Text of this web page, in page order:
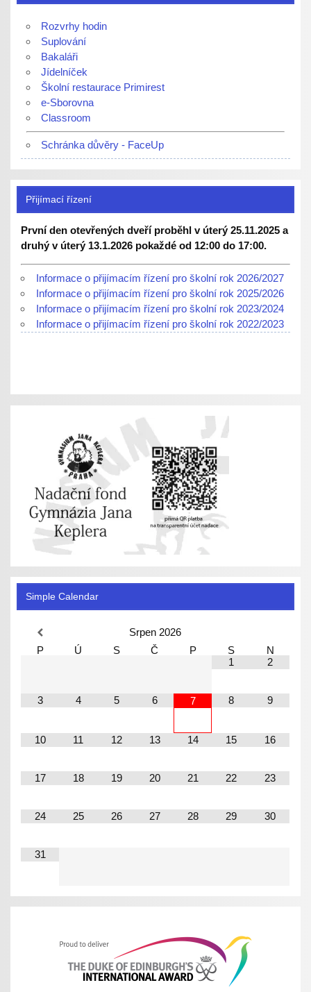
Rozvrhy hodin
Suplování
Bakaláři
Jídelníček
Školní restaurace Primirest
e-Sborovna
Classroom
Schránka důvěry - FaceUp
Přijímací řízení
První den otevřených dveří proběhl v úterý 25.11.2025 a
druhý v úterý 13.1.2026 pokaždé od 12:00 do 17:00.
Informace o přijímacím řízení pro školní rok 2026/2027
Informace o přijímacím řízení pro školní rok 2025/2026
Informace o přijímacím řízení pro školní rok 2023/2024
Informace o přijímacím řízení pro školní rok 2022/2023
Simple Calendar
Srpen 2026
P
Ú S Č P S
N
1
2
3 4 5 6 7 8 9
10 11 12 13 14 15 16
17 18 19 20 21 22 23
24 25 26 27 28 29 30
31